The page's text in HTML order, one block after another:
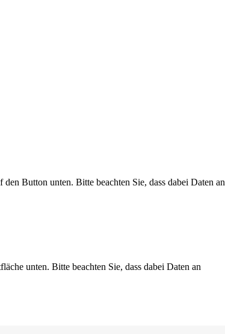
Button unten. Bitte beachten Sie, dass dabei Daten an
unten. Bitte beachten Sie, dass dabei Daten an